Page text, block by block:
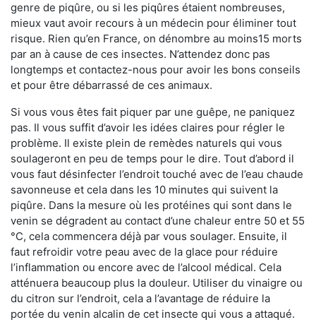
genre de piqûre, ou si les piqûres étaient nombreuses,
mieux vaut avoir recours à un médecin pour éliminer tout
risque. Rien qu’en France, on dénombre au moins15 morts
par an à cause de ces insectes. N’attendez donc pas
longtemps et contactez-nous pour avoir les bons conseils
et pour être débarrassé de ces animaux.
Si vous vous êtes fait piquer par une guêpe, ne paniquez
pas. Il vous suffit d’avoir les idées claires pour régler le
problème. Il existe plein de remèdes naturels qui vous
soulageront en peu de temps pour le dire. Tout d’abord il
vous faut désinfecter l’endroit touché avec de l’eau chaude
savonneuse et cela dans les 10 minutes qui suivent la
piqûre. Dans la mesure où les protéines qui sont dans le
venin se dégradent au contact d’une chaleur entre 50 et 55
°C, cela commencera déjà par vous soulager. Ensuite, il
faut refroidir votre peau avec de la glace pour réduire
l’inflammation ou encore avec de l’alcool médical. Cela
atténuera beaucoup plus la douleur. Utiliser du vinaigre ou
du citron sur l’endroit, cela a l’avantage de réduire la
portée du venin alcalin de cet insecte qui vous a attaqué.